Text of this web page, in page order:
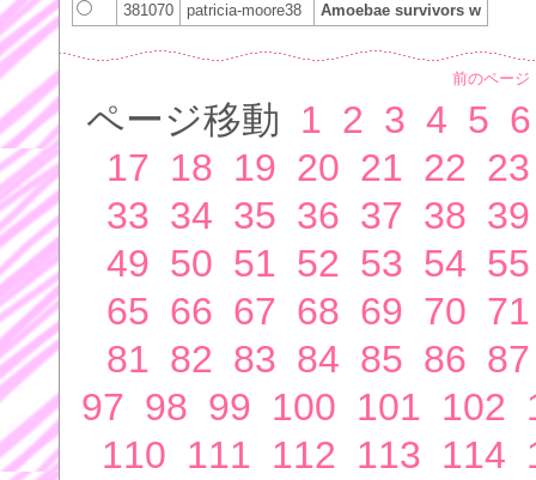
381070
patricia-moore38 Amoebae survivors w
前のページ
ページ移動 1 2 3 4 5 6
17 18 19 20 21 22 23
33 34 35 36 37 38 39
49 50 51 52 53 54 55
65 66 67 68 69 70 71
81 82 83 84 85 86 87
97 98 99 100 101 102
110 111 112 113 114